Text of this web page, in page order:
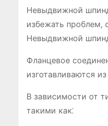
Невыдвижной
избежать проблем,
Невыдвижной
Фланцевое
изготавливаются
В зависимости от
такими как⁚